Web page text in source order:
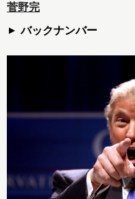
菅野完
バックナンバー